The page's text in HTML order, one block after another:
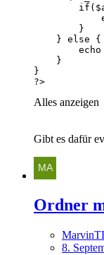
?>
Alles anzeigen
Gibt es dafür
Ordner
8.